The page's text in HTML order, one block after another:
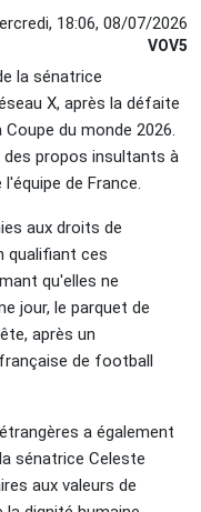
18:06, 08/07/2026
VOV5
la sénatrice
X, après la défaite
du monde 2026.
des propos insultants à
de France.
aux droits de
qualifiant ces
qu'elles ne
jour, le parquet de
après un
de football
a également
sénatrice Celeste
aux valeurs de